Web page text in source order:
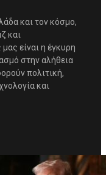
και τον κόσμο,
και
είναι η έγκυρη
στην αλήθεια
πολιτική,
και